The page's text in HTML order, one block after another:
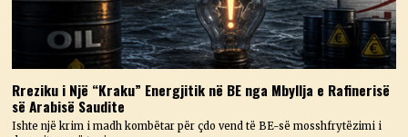
Rreziku i Një “Kraku” Energjitik në BE nga Mbyllja e Rafinerisë
së Arabisë Saudite
Ishte një krim i madh kombëtar për çdo vend të BE-së mosshfrytëzimi i